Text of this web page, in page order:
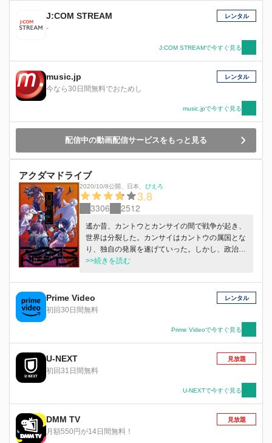
J:COM STREAM
-
レンタル
J:COM STREAMで今すぐ見る
music.jp
今なら30日間無料でおためし
レンタル
music.jpで今すぐ見る
配信中の動画配信サービスをもっと見る
アクダマドライブ
2020/10/8公開 日本 ぴえろ
3.8
3306 2512
遙か昔、カントウとカンサイの間で戦争が起き、
世界は分裂した。カンサイはカントウの属国とな
り、独自の発展を遂げていった。しかし、政治と
警察力は衰退し、犯罪が横行。その犯罪者を“ア
高度に発達しながらも歪んだ社会。その中で、ア
クダマたちはいかにして自分らしくあろうとする
のか。一堂に会したアクダマたちの美学がぶつか
スタイリッシュな映像とともに描かれる『アクダ
マドライブ』。 本作のストーリー原案とキャラ
クター原案を担当するのは、TooKyoGamesの代
表にしてシナリオライター・小高和剛とキャラク
ターデザイナー・小松崎類。ゲーム『ダンガンロ
ンパ』シリーズでタッグを組んできた二人が、ア
ドベンチャー LAST EVOLUTION 絆』を手がけた
田口智久。そして、アニメーション制作は『おそ
>>続きを読む
Prime Video
初回30日間無料
レンタル
Prime Videoで今すぐ見る
U-NEXT
初回31日間無料
見放題
U-NEXTで今すぐ見る
DMM TV
月額550円が14日間無料！
見放題